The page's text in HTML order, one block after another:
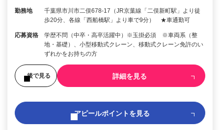
勤務地
千葉県市川市二俣678-17（JR京葉線「二俣新町駅」より徒
歩20分、各線「西船橋駅」より車で9分） ★車通勤可
応募資格
学歴不問（中卒・高卒活躍中）※玉掛必須 ※車両系（整
地・基礎）、小型移動式クレーン、移動式クレーン免許のい
ずれかをお持ちの方
後で見る 詳細を見る
アピールポイントを見る